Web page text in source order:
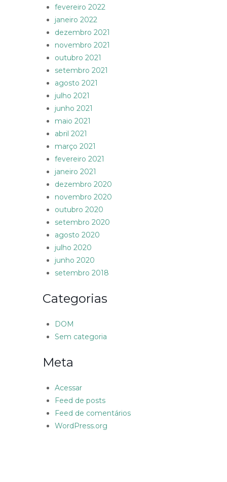
fevereiro 2022
janeiro 2022
dezembro 2021
novembro 2021
outubro 2021
setembro 2021
agosto 2021
julho 2021
junho 2021
maio 2021
abril 2021
março 2021
fevereiro 2021
janeiro 2021
dezembro 2020
novembro 2020
outubro 2020
setembro 2020
agosto 2020
julho 2020
junho 2020
setembro 2018
Categorias
DOM
Sem categoria
Meta
Acessar
Feed de posts
Feed de comentários
WordPress.org